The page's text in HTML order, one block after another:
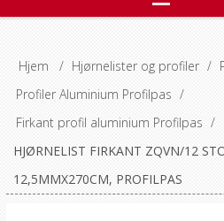
Hjem / Hjørnelister og profiler /
Profiler Aluminium Profilpas /
Firkant profil aluminium Profilpas /
HJØRNELIST FIRKANT ZQVN/12
12,5MMX270CM, PROFILPAS